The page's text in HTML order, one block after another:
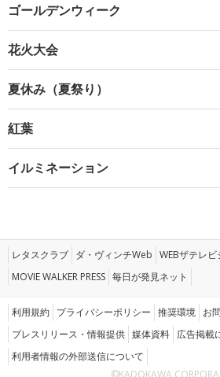
ゴールデンウィーク
花火大会
夏休み（夏祭り）
紅葉
イルミネーション
レタスクラブ ダ・ヴィンチWeb WEBザテレビ
MOVIE WALKER PRESS 毎日が発見ネット
利用規約 プライバシーポリシー 推奨環境 お
プレスリリース・情報提供 媒体資料 広告掲載
利用者情報の外部送信について
©KADOKAWA